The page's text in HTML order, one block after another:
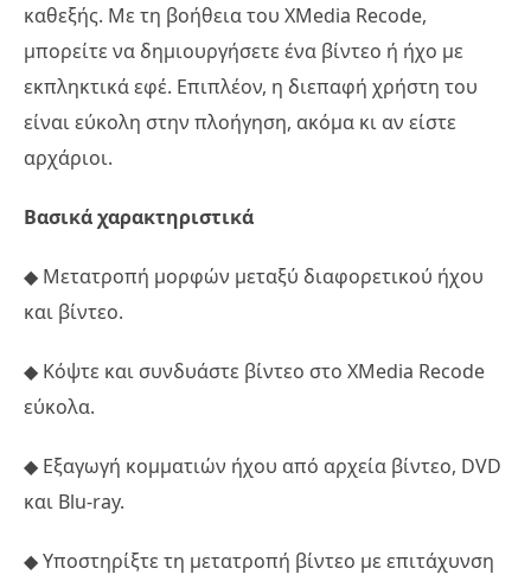
καθεξής. Με τη βοήθεια του XMedia Recode,
μπορείτε να δημιουργήσετε ένα βίντεο ή ήχο με
εκπληκτικά εφέ. Επιπλέον, η διεπαφή χρήστη του
είναι εύκολη στην πλοήγηση, ακόμα κι αν είστε
αρχάριοι.
Βασικά χαρακτηριστικά
◆ Μετατροπή μορφών μεταξύ διαφορετικού ήχου
και βίντεο.
◆ Κόψτε και συνδυάστε βίντεο στο XMedia Recode
εύκολα.
◆ Εξαγωγή κομματιών ήχου από αρχεία βίντεο, DVD
και Blu-ray.
◆ Υποστηρίξτε τη μετατροπή βίντεο με επιτάχυνση